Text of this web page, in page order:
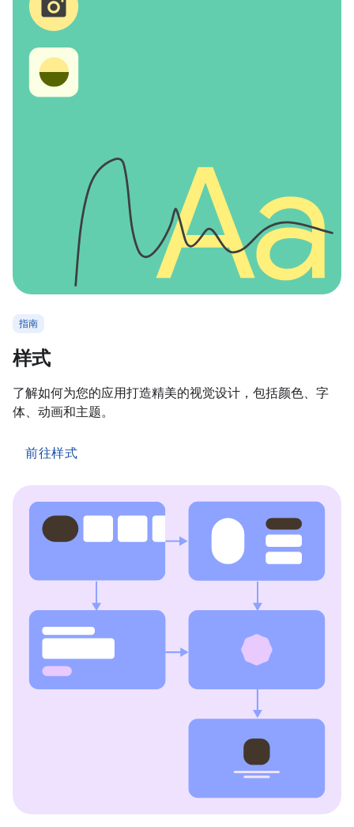
指南
样式
了解如何为您的应用打造精美的视觉设计，包括颜色、字
体、动画和主题。
前往样式